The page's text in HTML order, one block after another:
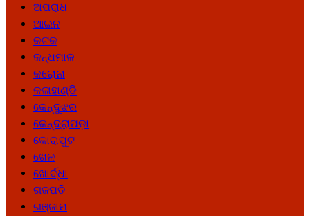
ଅପରାଧ
ଆଇନ
କଟକ
କନ୍ଧମାଳ
କରୋନା
କଳାହାଣ୍ଡି
କେନ୍ଦୁଝର
କେନ୍ଦ୍ରାପଡ଼ା
କୋରାପୁଟ
ଖେଳ
ଖୋର୍ଦ୍ଧା
ଗଜପତି
ଗଞ୍ଜାମ